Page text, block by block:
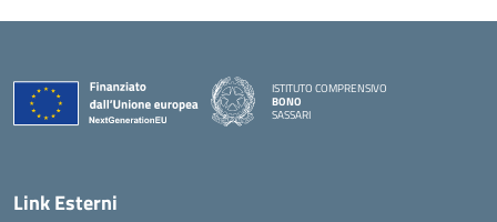
ISTITUTO COMPRENSIVO
BONO
SASSARI
Link Esterni